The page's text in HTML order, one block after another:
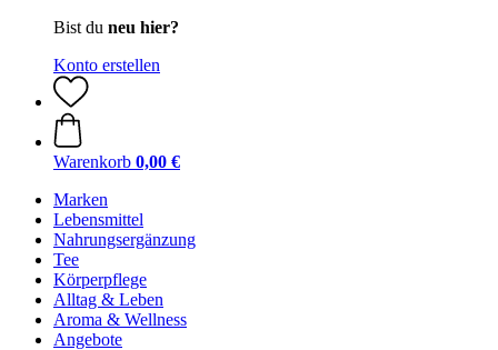
Bist du neu hier?
Konto erstellen
Warenkorb 0,00 €
Marken
Lebensmittel
Nahrungsergänzung
Tee
Körperpflege
Alltag & Leben
Aroma & Wellness
Angebote